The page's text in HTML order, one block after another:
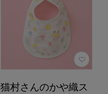
猫村さんのかや織ス